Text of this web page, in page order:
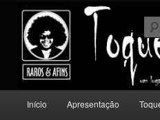
conteúdo
principal
conteúdo
secundário
Toque Musical
Um lugar para quem escuta música
principal
Início Apresentação